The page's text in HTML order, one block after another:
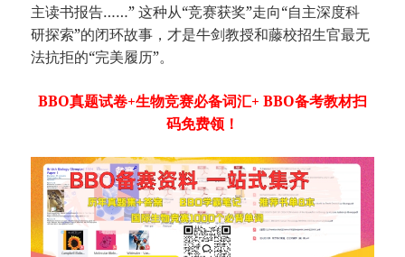
主读书报告……” 这种从“竞赛获奖”走向“自主深度科
研探索”的闭环故事，才是牛剑教授和藤校招生官最无
法抗拒的“完美履历”。
BBO真题试卷+生物竞赛必备词汇+ BBO备考教材扫
码免费领！